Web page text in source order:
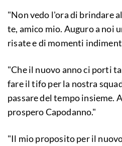
"Non vedo l'ora di brindare
te, amico mio. Auguro a noi
risate e di momenti
"Che il nuovo anno ci porti
fare il tifo per la nostra
passare del tempo insieme.
prospero Capodanno."
"Il mio proposito per il